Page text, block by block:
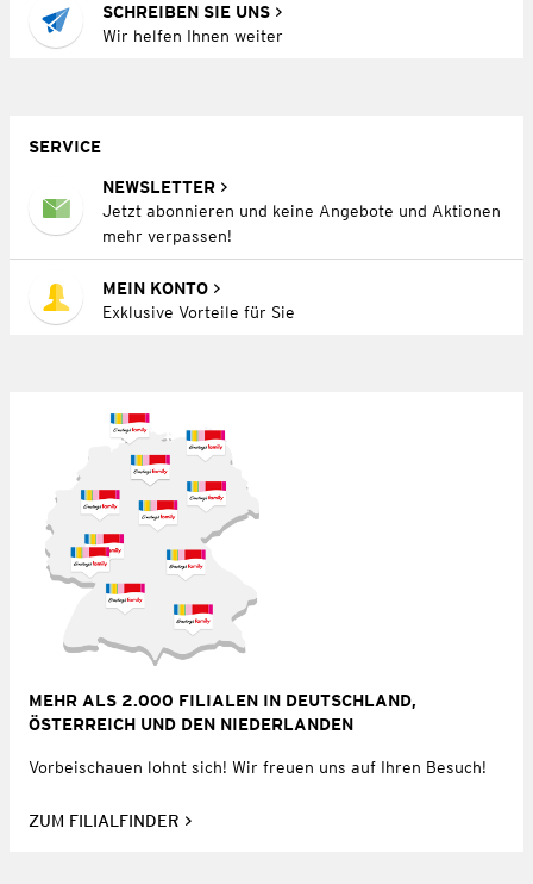
SCHREIBEN SIE UNS
Wir helfen Ihnen weiter
SERVICE
NEWSLETTER
Jetzt abonnieren und keine Angebote und Aktionen
mehr verpassen!
MEIN KONTO
Exklusive Vorteile für Sie
MEHR ALS 2.000 FILIALEN IN DEUTSCHLAND,
ÖSTERREICH UND DEN NIEDERLANDEN
Vorbeischauen lohnt sich! Wir freuen uns auf Ihren Besuch!
ZUM FILIALFINDER